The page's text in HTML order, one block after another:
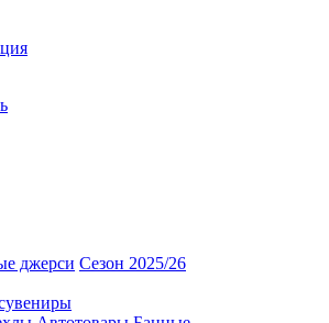
джерси Сезон 2025/26